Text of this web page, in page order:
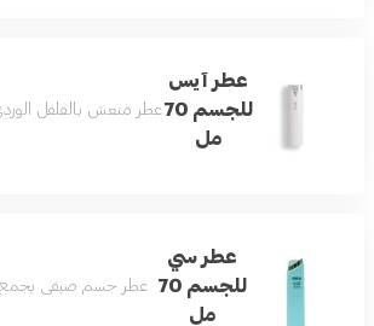
عطر آيس
للجسم 70
مل
عطر منعش بالفلفل
عطر سي
للجسم 70
مل
عطر جسم صيفي يجمع